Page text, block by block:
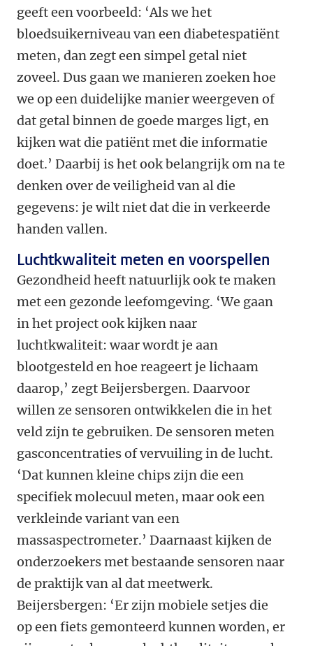
geeft een voorbeeld: ‘Als we het
bloedsuikerniveau van een diabetespatiënt
meten, dan zegt een simpel getal niet
zoveel. Dus gaan we manieren zoeken hoe
we op een duidelijke manier weergeven of
dat getal binnen de goede marges ligt, en
kijken wat die patiënt met die informatie
doet.’ Daarbij is het ook belangrijk om na te
denken over de veiligheid van al die
gegevens: je wilt niet dat die in verkeerde
handen vallen.
Luchtkwaliteit meten en voorspellen
Gezondheid heeft natuurlijk ook te maken
met een gezonde leefomgeving. ‘We gaan
in het project ook kijken naar
luchtkwaliteit: waar wordt je aan
blootgesteld en hoe reageert je lichaam
daarop,’ zegt Beijersbergen. Daarvoor
willen ze sensoren ontwikkelen die in het
veld zijn te gebruiken. De sensoren meten
gasconcentraties of vervuiling in de lucht.
‘Dat kunnen kleine chips zijn die een
specifiek molecuul meten, maar ook een
verkleinde variant van een
massaspectrometer.’ Daarnaast kijken de
onderzoekers met bestaande sensoren naar
de praktijk van al dat meetwerk.
Beijersbergen: ‘Er zijn mobiele setjes die
op een fiets gemonteerd kunnen worden, er